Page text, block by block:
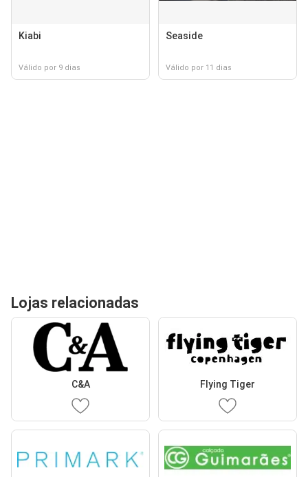
Kiabi
Válido por 9 dias
Seaside
Válido por 11 dias
Lojas relacionadas
C&A Flying Tiger